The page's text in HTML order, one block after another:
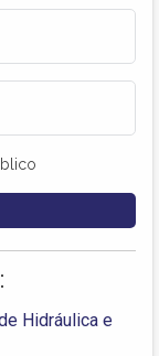
Hidráulica e